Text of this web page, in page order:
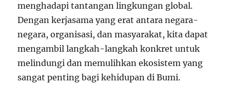
menghadapi tantangan lingkungan global.
Dengan kerjasama yang erat antara negara-
negara, organisasi, dan masyarakat, kita dapat
mengambil langkah-langkah konkret untuk
melindungi dan memulihkan ekosistem yang
sangat penting bagi kehidupan di Bumi.